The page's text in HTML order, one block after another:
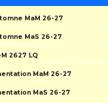
MaM 26-27
MaS 26-27
2627 LQ
MaM 26-27
MaS 26-27